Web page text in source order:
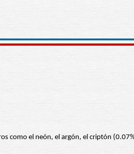
como el neón, el argón, el criptón